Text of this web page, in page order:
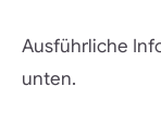
Ausführliche
unten.